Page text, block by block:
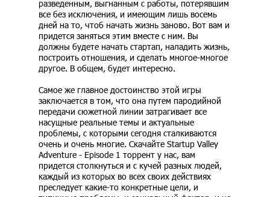
разведенным, выгнанным с работы, потерявшим
все без исключения, и имеющим лишь восемь
дней на то, чтоб начать жизнь заново. Вот вам и
придется заняться этим вместе с ним. Вы
должны будете начать стартап, наладить жизнь,
построить отношения, и сделать многое-многое
другое. В общем, будет интересно.
Самое же главное достоинство этой игры
заключается в том, что она путем пародийной
передачи сюжетной линии затрагивает все
насущные реальные темы и актуальные
проблемы, с которыми сегодня сталкиваются
очень и очень многие. Скачайте Startup Valley
Adventure - Episode 1 торрент у нас, вам
придется столкнуться и с кучей разных людей,
каждый из которых во всех своих действиях
преследует какие-то конкретные цели, и